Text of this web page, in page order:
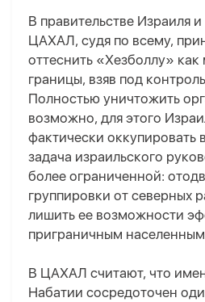
В правительстве Израиля
ЦАХАЛ, судя по всему,
оттеснить «Хезболлу»
границы, взяв под
Полностью уничтожить
возможно, для этого
фактически оккупировать
задача израильского
более ограниченной:
группировки от северных
лишить ее возможности
приграничным
В ЦАХАЛ считают, что
Набатии сосредоточен